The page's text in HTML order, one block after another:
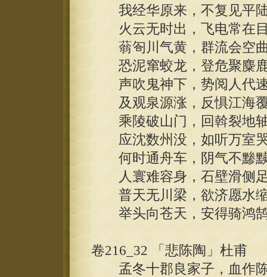
我经华原来，不复见平陆
火云无时出，飞电常在目
蓊匌川气黄，群流会空曲
恐泥窜蛟龙，登危聚麋鹿
声吹鬼神下，势阅人代速
及观泉源涨，反惧江海覆
乘陵破山门，回斡裂地轴
应沈数州没，如听万室哭
何时通舟车，阴气不黪黩
人寰难容身，石壁滑侧足
普天无川梁，欲济愿水缩
举头向苍天，安得骑鸿
卷216_32 「悲陈陶」杜甫
孟冬十郡良家子，血作陈